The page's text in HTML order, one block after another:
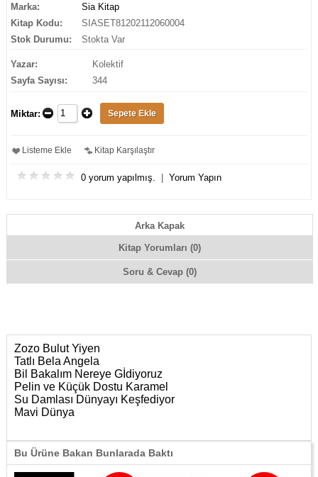
Marka:
Sia Kitap
Kitap Kodu:
SIASET81202112060004
Stok Durumu:
Stokta Var
Yazar:
Kolektif
Sayfa Sayısı:
344
Miktar:
Listeme Ekle Kitap Karşılaştır
0 yorum yapılmış. Yorum Yapın
Arka Kapak
Kitap Yorumları (0)
Soru & Cevap (0)
Zozo Bulut Yiyen
Tatlı Bela Angela
Bil Bakalım Nereye Gİdiyoruz
Pelin ve Küçük Dostu Karamel
Su Damlası Dünyayı Keşfediyor
Mavi Dünya
Bu Ürüne Bakan Bunlarada Baktı